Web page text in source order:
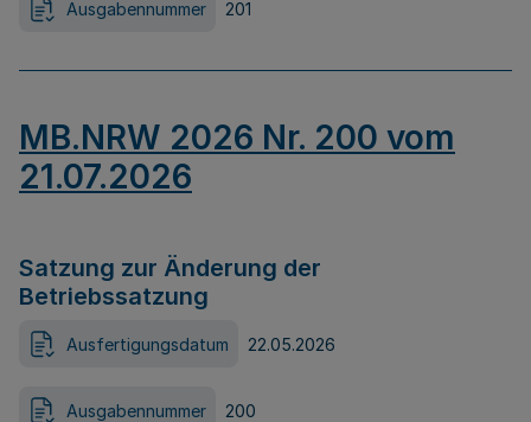
Ausgabennummer 201
MB.NRW 2026 Nr. 200 vom
21.07.2026
Satzung zur Änderung der
Betriebssatzung
Ausfertigungsdatum 22.05.2026
Ausgabennummer 200